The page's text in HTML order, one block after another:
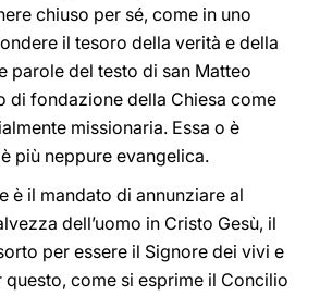
chiuso per sé, come in uno
il tesoro della verità e della
parole del testo di san Matteo
di fondazione della Chiesa come
missionaria. Essa o è
più neppure evangelica.
è il mandato di annunziare al
dell’uomo in Cristo Gesù, il
per essere il Signore dei vivi e
questo, come si esprime il Concilio